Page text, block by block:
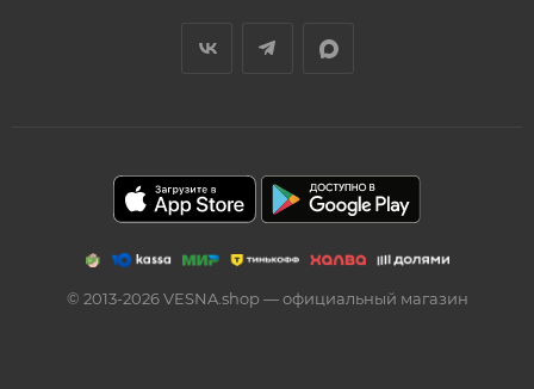
© 2013-2026 VESNA.shop — официальный магазин